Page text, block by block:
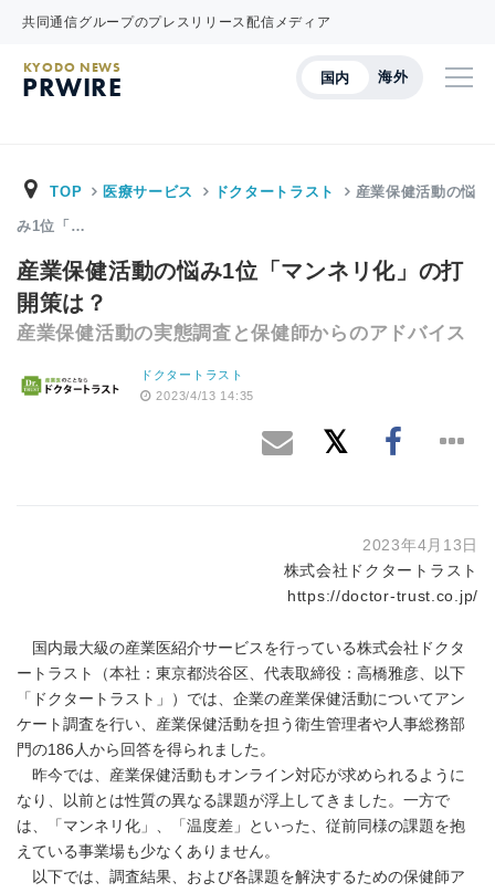
共同通信グループのプレスリリース配信メディア
国内 海外
KYODO NEWS
PRWIRE
TOP 医療サービス ドクタートラスト 産業保健活動の悩
み1位「…
産業保健活動の悩み1位「マンネリ化」の打
開策は？
産業保健活動の実態調査と保健師からのアドバイス
ドクタートラスト
2023/4/13 14:35
2023年4月13日
株式会社ドクタートラスト
https://doctor-trust.co.jp/
国内最大級の産業医紹介サービスを行っている株式会社ドクタ
ートラスト（本社：東京都渋谷区、代表取締役：高橋雅彦、以下
「ドクタートラスト」）では、企業の産業保健活動についてアン
ケート調査を行い、産業保健活動を担う衛生管理者や人事総務部
門の186人から回答を得られました。
昨今では、産業保健活動もオンライン対応が求められるように
なり、以前とは性質の異なる課題が浮上してきました。一方で
は、「マンネリ化」、「温度差」といった、従前同様の課題を抱
えている事業場も少なくありません。
以下では、調査結果、および各課題を解決するための保健師ア